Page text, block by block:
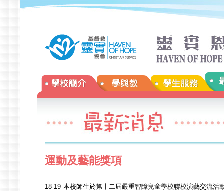
運動及藝能獎項
18-19 本校師生於第十二屆嚴重智障兒童學校聯校演藝交流